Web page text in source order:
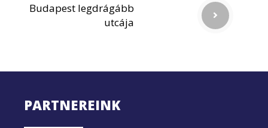
Budapest legdrágább
utcája
PARTNEREINK